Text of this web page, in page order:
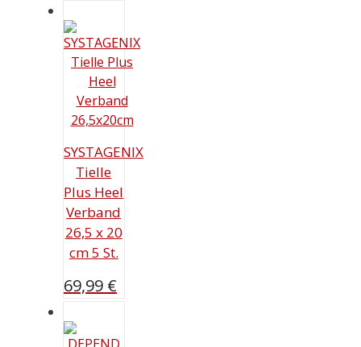
SYSTAGENIX
Tielle
Plus Heel
Verband
26,5 x 20
cm 5 St.
69,99 €